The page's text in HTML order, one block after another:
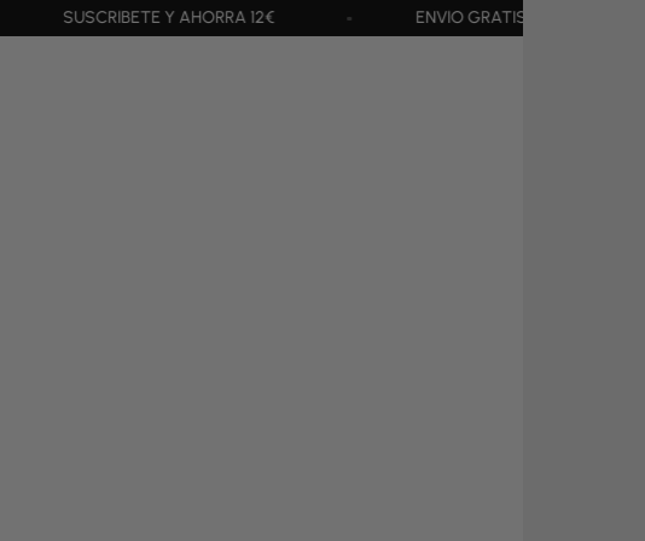
ENVÍO GRATIS +65€ ALTO EN PROTEÍNA Y